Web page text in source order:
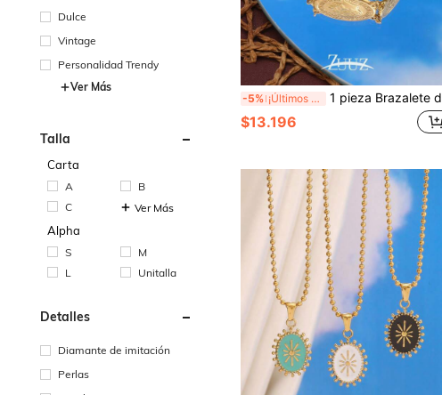
Dulce
Vintage
Personalidad Trendy
Ver Más
Talla
Carta
A
B
C
Ver Más
Alpha
S
M
L
Unitalla
Detalles
Diamante de imitación
Perlas
-5% ¡Últimos 2 días 1 pieza Brazalete de mujer con monedas de acero inoxidable de estilo bohemio con múltiples colgantes de monedas, joya regalo adecuada para uso diario
$13.196